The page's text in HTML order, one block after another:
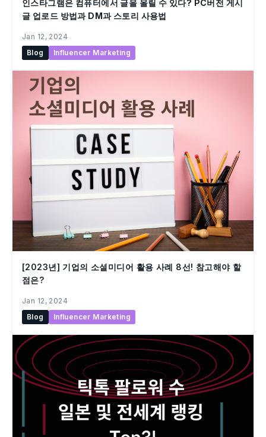
Blog Influencer Marketing
Jan 12, 2024
인스타그램은 컴퓨터에서 글을 올릴 수 있다? PC버전 게시
글 업로드 방법과 DM과 스토리 사용법
[2023년] 기업의 소셜미디어 활용 사례 8선! 참고해야 할
점은?
Jan 12, 2024
Blog
Influencer Marketing